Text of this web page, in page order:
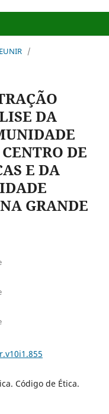
/
DA
DE
E DA
GRANDE
Código de Ética.